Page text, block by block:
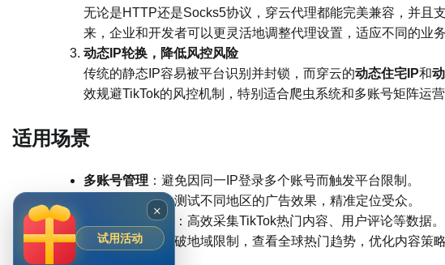
无论是HTTP还是Socks5协议，穿云代理都能完美兼容，并且
来，企业和开发者可以更灵活地调整代理设置，适应不同的业务
动态IP轮换，降低风控风险
传统的静态IP容易被平台识别并封锁，而穿云的动态住宅IP和
效规避TikTok的风控机制，特别适合爬虫系统和多账号矩阵运营
适用场景
多账号管理 ：避免因同一IP登录多个账号而触发平台限制。
广告投放优化：测试不同地区的广告效果，精准定位受众。
数据爬取与分析
：高效采集TikTok热门内容、用户评论等数据。
内容创作者
：突破地域限制，查看全球热门趋势，优化内容策略
×
试用活动